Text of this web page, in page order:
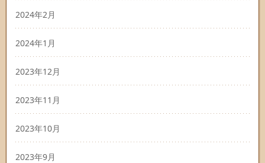
2024年2月
2024年1月
2023年12月
2023年11月
2023年10月
2023年9月